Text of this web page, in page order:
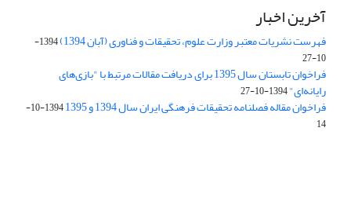
آخرین اخبار
فهرست نشریات معتبر وزارت علوم، تحقیقات و فناوری (آبان 1394)
1394-
10-27
فراخوان تابستان سال 1395 برای دریافت مقالات مرتبط با "بازی‌های
رایانه‌ای"1394-10-27
فراخوان مقاله فصلنامه تحقیقات فرهنگی ایران سال 1394 و 1395
1394-10-
14